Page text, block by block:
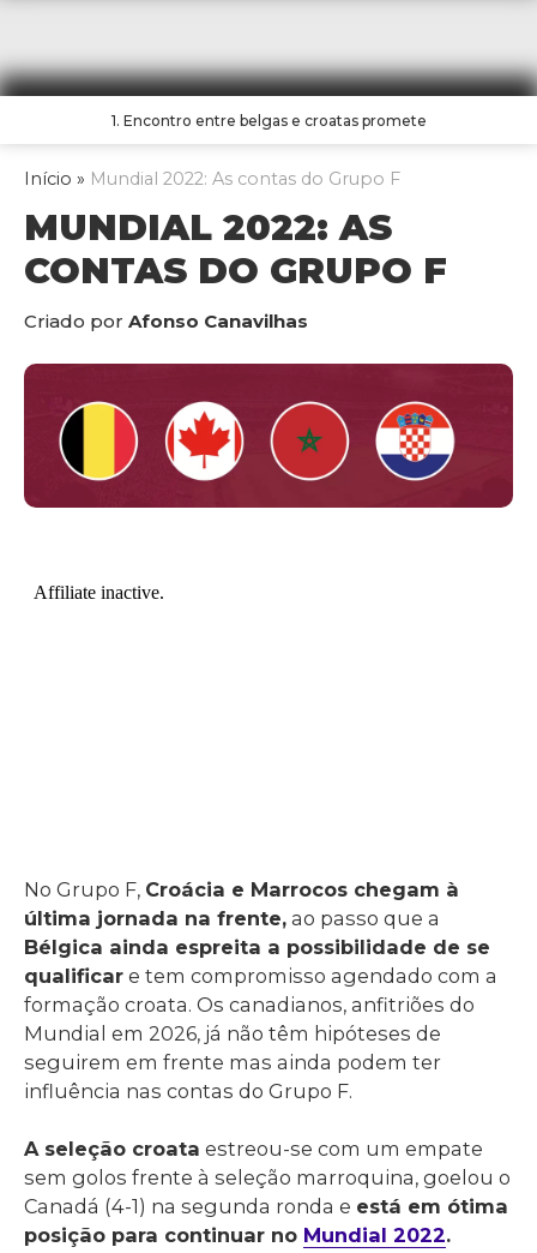
1. Encontro entre belgas e croatas promete
Início » Mundial 2022: As contas do Grupo F
MUNDIAL 2022: AS
CONTAS DO GRUPO F
Criado por Afonso Canavilhas
No Grupo F, Croácia e Marrocos chegam à
última jornada na frente, ao passo que a
Bélgica ainda espreita a possibilidade de se
qualificar e tem compromisso agendado com a
formação croata. Os canadianos, anfitriões do
Mundial em 2026, já não têm hipóteses de
seguirem em frente mas ainda podem ter
influência nas contas do Grupo F.
A seleção croata estreou-se com um empate
sem golos frente à seleção marroquina, goelou o
Canadá (4-1) na segunda ronda e está em ótima
posição para continuar no Mundial 2022.